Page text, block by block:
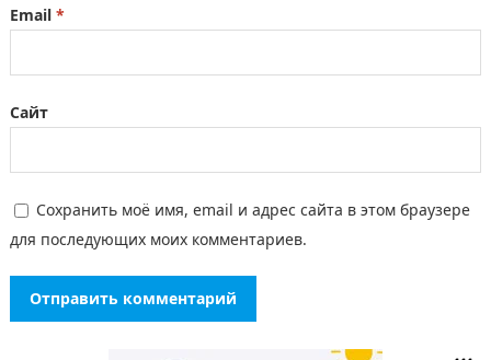
Email *
Сайт
Сохранить моё имя, email и адрес сайта в этом браузере
для последующих моих комментариев.